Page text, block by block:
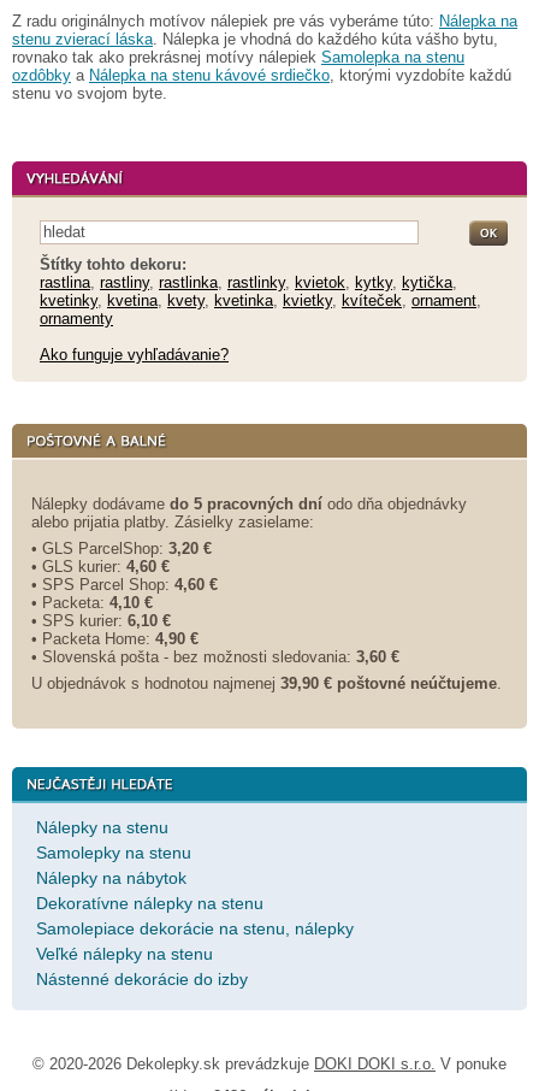
Z radu originálnych motívov nálepiek pre vás vyberáme túto: Nálepka na
stenu zvierací láska. Nálepka je vhodná do každého kúta vášho bytu,
rovnako tak ako prekrásnej motívy nálepiek Samolepka na stenu
ozdôbky a Nálepka na stenu kávové srdiečko, ktorými vyzdobíte každú
stenu vo svojom byte.
Štítky tohto dekoru:
rastlina, rastliny, rastlinka, rastlinky, kvietok, kytky, kytička,
kvetinky, kvetina, kvety, kvetinka, kvietky, kvíteček, ornament,
ornamenty
Ako funguje vyhľadávanie?
Nálepky dodávame do 5 pracovných dní odo dňa objednávky
alebo prijatia platby. Zásielky zasielame:
• GLS ParcelShop: 3,20 €
• GLS kurier: 4,60 €
• SPS Parcel Shop: 4,60 €
• Packeta: 4,10 €
• SPS kurier: 6,10 €
• Packeta Home: 4,90 €
• Slovenská pošta - bez možnosti sledovania: 3,60 €
U objednávok s hodnotou najmenej 39,90 € poštovné neúčtujeme.
Nálepky na stenu
Samolepky na stenu
Nálepky na nábytok
Dekoratívne nálepky na stenu
Samolepiace dekorácie na stenu, nálepky
Veľké nálepky na stenu
Nástenné dekorácie do izby
© 2020-2026 Dekolepky.sk prevádzkuje DOKI DOKI s.r.o. V ponuke